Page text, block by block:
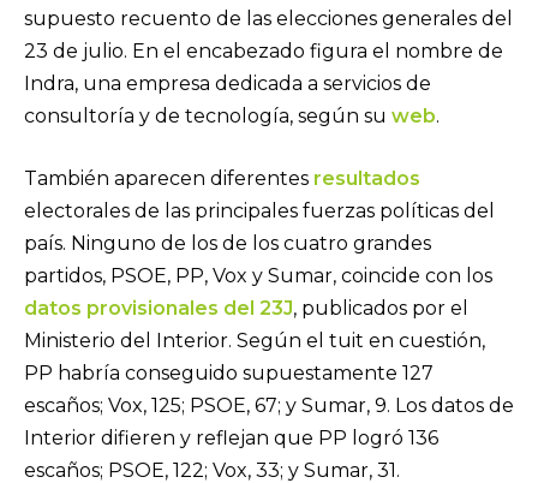
supuesto recuento de las elecciones generales del
23 de julio. En el encabezado figura el nombre de
Indra, una empresa dedicada a servicios de
consultoría y de tecnología, según su web.
También aparecen diferentes resultados
electorales de las principales fuerzas políticas del
país. Ninguno de los de los cuatro grandes
partidos, PSOE, PP, Vox y Sumar, coincide con los
datos provisionales del 23J, publicados por el
Ministerio del Interior. Según el tuit en cuestión,
PP habría conseguido supuestamente 127
escaños; Vox, 125; PSOE, 67; y Sumar, 9. Los datos de
Interior difieren y reflejan que PP logró 136
escaños; PSOE, 122; Vox, 33; y Sumar, 31.